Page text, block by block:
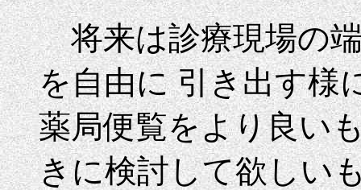
将来は診療現場の端
を自由に 引き出す様
薬局便覧をより良い
きに検討して欲